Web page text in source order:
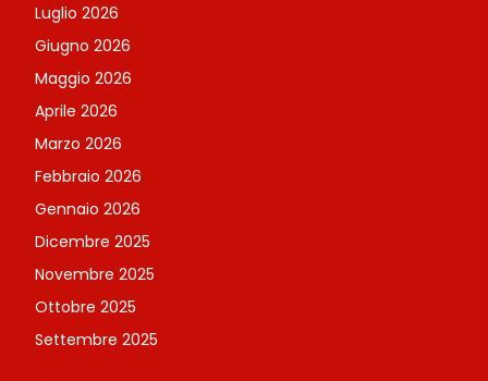
Luglio 2026
Giugno 2026
Maggio 2026
Aprile 2026
Marzo 2026
Febbraio 2026
Gennaio 2026
Dicembre 2025
Novembre 2025
Ottobre 2025
Settembre 2025